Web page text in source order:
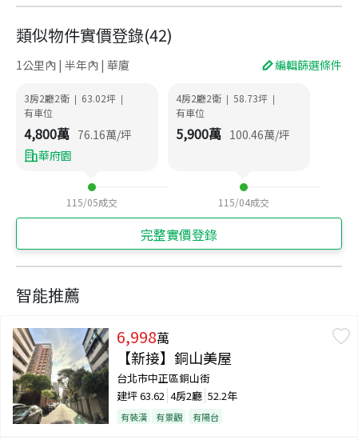
類似物件實價登錄(42)
1公里內 | 半年內 | 華廈 編輯篩選條件
3房2廳2衛 | 63.02坪 |
有車位
4,800萬 76.16萬/坪
華府園
115/05成交
4房2廳2衛 | 58.73坪 |
有車位
5,900萬 100.46萬/坪
115/04成交
完整實價登錄
智能推薦
6,998萬
【新接】銅山美屋
台北市中正區銅山街
建坪63.62 4房2廳 52.2年
有裝潢 有景觀 有陽台